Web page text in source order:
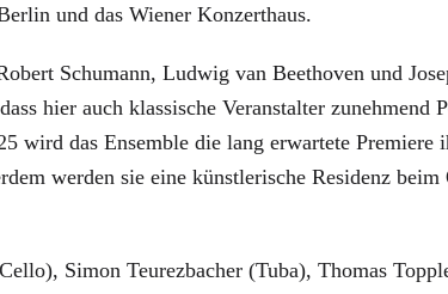
und das Wiener Konzerthaus.
Schumann, Ludwig van Beethoven und
hier auch klassische Veranstalter zunehmend
wird das Ensemble die lang erwartete Premiere
werden sie eine künstlerische Residenz
Simon Teurezbacher (Tuba), Thomas